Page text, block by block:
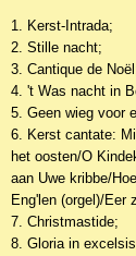
1. Kerst-Intrada;
2. Stille nacht;
3. Cantique de
4. 't Was nacht in
5. Geen wieg voor
6. Kerst cantate:
het oosten/O
aan Uwe kribbe/
Eng'len (orgel)/Eer
7. Christmastide;
8. Gloria in